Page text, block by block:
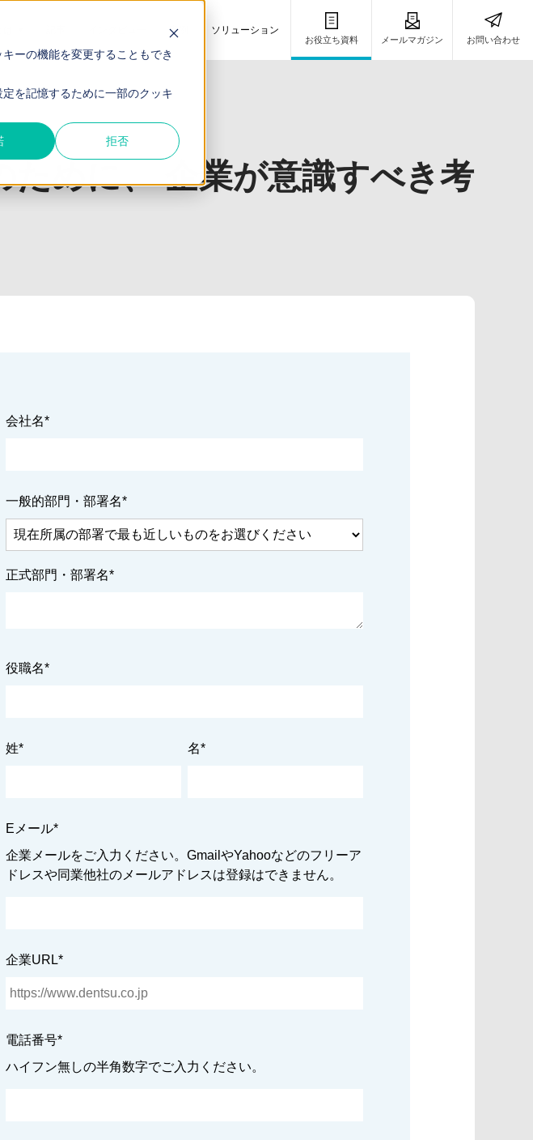
ーの機能を変更することもでき
を記憶するために一部のクッキ
拒否
事例 ソリューション
お役立ち資料 メールマガジン お問い合わせ
めに、 企業が意識すべき考
会社名*
一般的部門・部署名*
正式部門・部署名*
役職名*
姓* 名*
Eメール*
企業メールをご入力ください。GmailやYahooなどのフリーア
ドレスや同業他社のメールアドレスは登録はできません。
企業URL*
電話番号*
ハイフン無しの半角数字でご入力ください。